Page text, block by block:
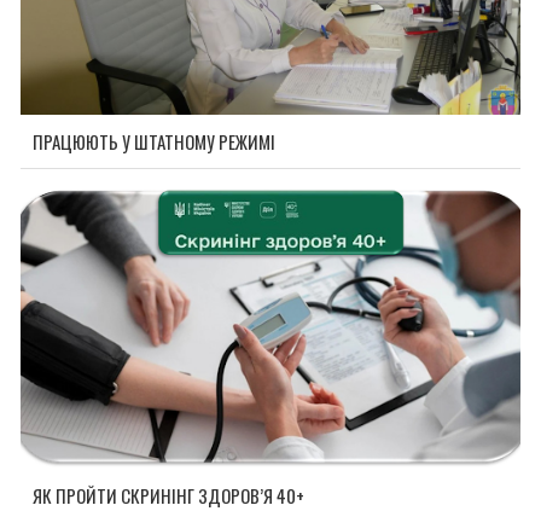
ПРАЦЮЮТЬ У ШТАТНОМУ РЕЖИМІ
ЯК ПРОЙТИ СКРИНІНГ ЗДОРОВ’Я 40+